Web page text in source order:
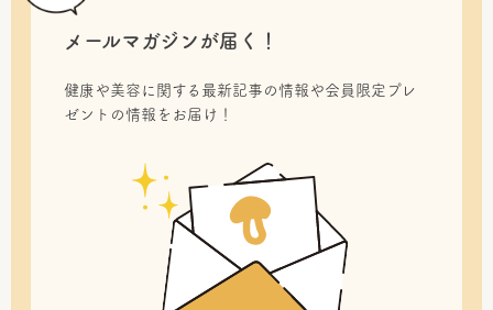
メールマガジンが届く！
健康や美容に関する最新記事の情報や会員限定プレ
ゼントの情報をお届け！